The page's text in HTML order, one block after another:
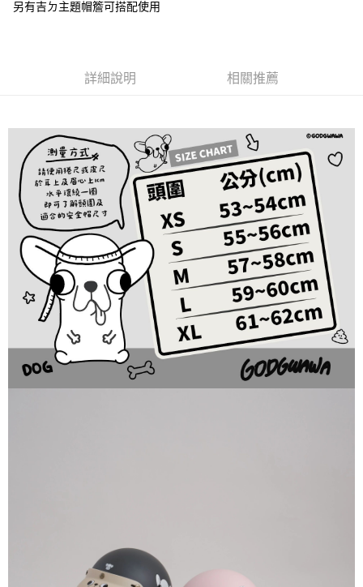
4.訂單成立30分鐘內，如未前往確認交易或遇審核未通過，訂單將自動取
【注意事項】
1.本服務係由「台灣大哥大股份有限公司」（以下簡稱本公司）所提供，讓
用戶於交易時，得透過本服務購買商品或服務，並由商店將買賣／分期付款
買賣價金債權讓與本公司後，依約使用本公司帳單繳交帳款。
2.基於同意付款使用「大哥付你分期」之契約關係目的，商店將以您的個人
資料（包含姓名、電話或地址）提供予台灣大哥大進項蒐集、處理及利用，
由本公司與您本人進行分期帳單所需資料之確認、核對及更正。
3.完整用戶服務條款，請詳閱以下連結：
https://oppay.tw/userRule
【「AFTEE先享後付」結帳流程】
３．收到繳費通知簡訊後14天內，點擊此簡訊中的連結，可透過四大超商／
ATM／網路銀行／等多元方式進行付款，方視為交易完成。
※ 請注意：結帳手續完成當下不需立刻繳費，但若您需要取消訂單，請聯絡
購買商品的店家。未經商家同意取消之訂單仍視為有效，需透過AFTEE先享
後付繳納相關費用。
※ 交易是否成功請以「AFTEE先享後付 」之結帳頁面顯示為準，若有關於
是否繳費成功／繳費後需取消欲退款等相關疑問，請聯繫「AFTEE先享後付
客戶支援中心」https://netprotections.freshdesk.com/support/home
【注意事項】
１．透過由恩沛科技股份有限公司提供之「AFTEE先享後付」服務完成之交
易，需依本服務之必要範圍內提供個人資料，並將交易相關給付款項請求債
權轉讓予恩沛科技股份有限公司。
２．關於個人資料處理事宜，請瀏覽以下網址：
https://aftee.tw/terms/#terms3
３．未成年的使用者請事先徵得法定代理人或監護人之同意方可使用
「AFTEE先享後付」，若未經同意申辦者引起之損失，本公司不負相關責
每筆NT$80，滿NT$1,999(含以上)免運費
7-11取貨付款
每筆NT$80，滿NT$1,999(含以上)免運費
付款後7-11取貨
每筆NT$80，滿NT$1,999(含以上)免運費
宅配
每筆NT$80，滿NT$1,999(含以上)免運費
另有吉ㄉ主題帽簷可搭配使用
詳細說明 相關推薦